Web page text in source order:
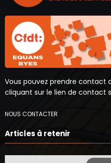
Vous pouvez prendre contact
cliquant sur le lien de contact
NOUS CONTACTER
Articles à retenir